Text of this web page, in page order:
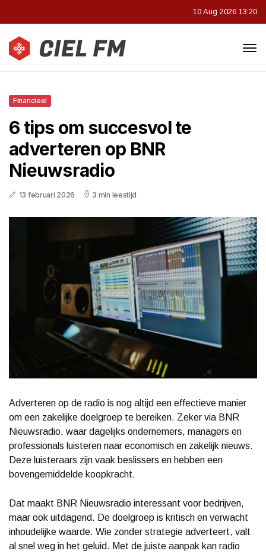
10 Aug 2026 13:20
Financieel
6 tips om succesvol te
adverteren op BNR
Nieuwsradio
13 februari 2026 3 min leestijd
Adverteren op de radio is nog altijd een effectieve manier
om een zakelijke doelgroep te bereiken. Zeker via BNR
Nieuwsradio, waar dagelijks ondernemers, managers en
professionals luisteren naar economisch en zakelijk nieuws.
Deze luisteraars zijn vaak beslissers en hebben een
bovengemiddelde koopkracht.
Dat maakt BNR Nieuwsradio interessant voor bedrijven,
maar ook uitdagend. De doelgroep is kritisch en verwacht
inhoudelijke waarde. Wie zonder strategie adverteert, valt
al snel weg in het geluid. Met de juiste aanpak kan radio